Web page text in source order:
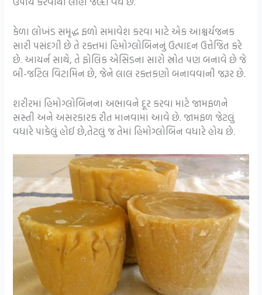
કેળા લોખંડ સમૃદ્ધ ફળો સમાવેશ કરવા માટે એક આશ્ચર્યજનક
સારી પસંદગી છે તે રક્તમાં હિમોગ્લોબિનનું ઉત્પાદન ઉત્તેજિત કરે
છે. આયર્ન સાથે, તે ફોલિક એસિડના સારો સ્રોત પણ બનાવે છે જે
બી-જટિલ વિટામિન છે, જેને લાલ રક્તકણો બનાવવાની જરૂર છે.
શરીરમાં હિમોગ્લોબિનના અભાવને દૂર કરવા માટે જામફળને
સસ્તી અને અસરકારક રીત માનવામાં આવે છે. જામફળ જેટલું
વધારે પાકેલું હોઈ છે,તેટલું જ તેમાં હિમોગ્લોબિન વધારે હોય છે.